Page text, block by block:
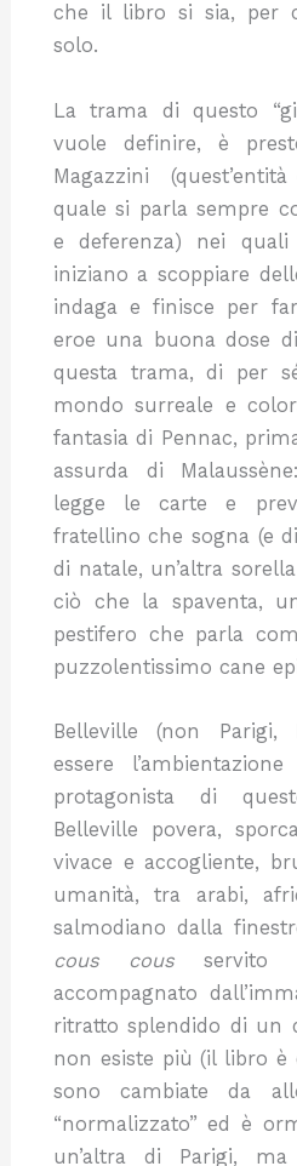
che il libro si sia, per
solo.
La trama di questo
vuole definire, è
Magazzini
quale si parla sempre
e deferenza) nei quali
iniziano a scoppiare
indaga e finisce per
eroe una buona dose
questa trama, di per
mondo surreale e
fantasia di Pennac,
assurda di
legge le carte e
fratellino che sogna (e
di natale, un’altra
ciò che la spaventa,
pestifero che parla
puzzolentissimo cane
Belleville (non Parigi,
essere
protagonista di
Belleville povera,
vivace e accogliente,
umanità, tra arabi,
salmodiano dalla
cous cous servito
accompagnato
ritratto splendido di un
non esiste più (il libro è
sono cambiate da
“normalizzato” ed è
un’altra di Parigi,